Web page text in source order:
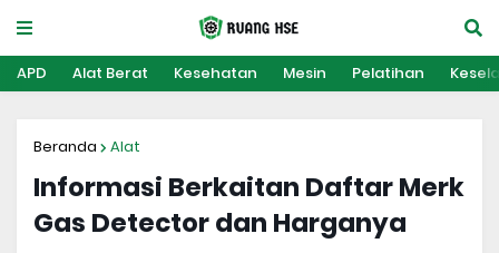
APD Alat Berat Kesehatan Mesin Pelatihan
Beranda Alat
Informasi Berkaitan Daftar Merk
Gas Detector dan Harganya